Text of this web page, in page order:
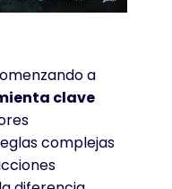
a
clave
complejas